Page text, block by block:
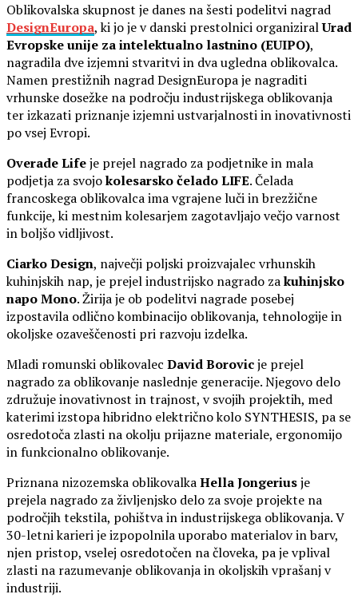
Oblikovalska skupnost je danes na šesti podelitvi nagrad
DesignEuropa, ki jo je v danski prestolnici organiziralUrad
Evropske unije za intelektualno lastnino (EUIPO),
nagradila dve izjemni stvaritvi in dva ugledna oblikovalca.
Namen prestižnih nagrad DesignEuropa je nagraditi
vrhunske dosežke na področju industrijskega oblikovanja
ter izkazati priznanje izjemni ustvarjalnosti in inovativnosti
po vsej Evropi.
Overade Lifeje prejel nagrado za podjetnike in mala
podjetja za svojokolesarsko čelado LIFE. Čelada
francoskega oblikovalca ima vgrajene luči in brezžične
funkcije, ki mestnim kolesarjem zagotavljajo večjo varnost
in boljšo vidljivost.
Ciarko Design, največji poljski proizvajalec vrhunskih
kuhinjskih nap, je prejel industrijsko nagrado zakuhinjsko
napo Mono. Žirija je ob podelitvi nagrade posebej
izpostavila odlično kombinacijo oblikovanja, tehnologije in
okoljske ozaveščenosti pri razvoju izdelka.
Mladi romunski oblikovalec David Borovicje prejel
nagrado za oblikovanje naslednje generacije. Njegovo delo
združuje inovativnost in trajnost, v svojih projektih, med
katerimi izstopa hibridno električno kolo SYNTHESIS, pa se
osredotoča zlasti na okolju prijazne materiale, ergonomijo
in funkcionalno oblikovanje.
Priznana nizozemska oblikovalkaHella Jongeriusje
prejela nagrado za življenjsko delo za svoje projekte na
področjih tekstila, pohištva in industrijskega oblikovanja. V
30-letni karieri je izpopolnila uporabo materialov in barv,
njen pristop, vselej osredotočen na človeka, pa je vplival
zlasti na razumevanje oblikovanja in okoljskih vprašanj v
industriji.